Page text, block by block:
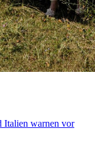
Italien warnen vor